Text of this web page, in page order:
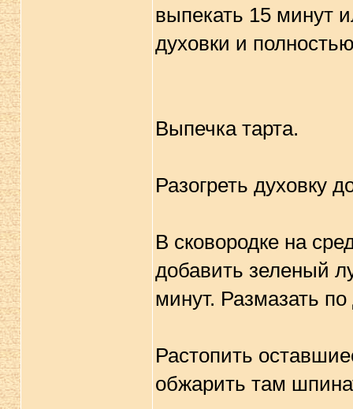
выпекать 15 минут
духовки и
Выпечка тарта.
Разогреть духовку
В сковородке на
добавить зеленый
минут. Размазать
Растопить
обжарить там